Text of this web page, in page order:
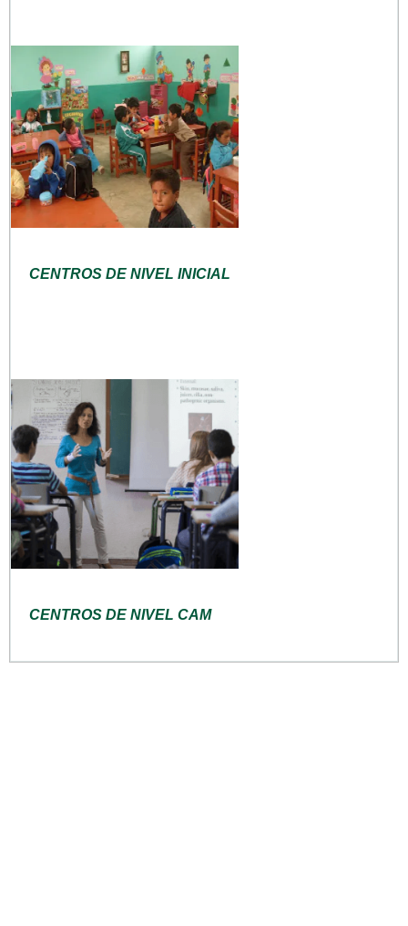
CENTROS DE NIVEL INICIAL
CENTROS DE NIVEL CAM